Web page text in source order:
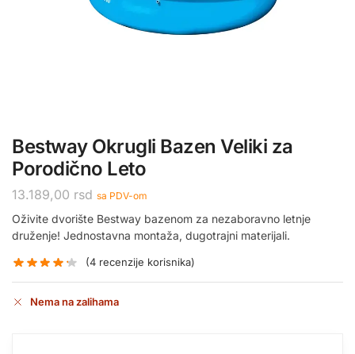
Bestway Okrugli Bazen Veliki za
Porodično Leto
13.189,00 rsd sa PDV-om
Oživite dvorište Bestway bazenom za nezaboravno letnje
druženje! Jednostavna montaža, dugotrajni materijali.
(4 recenzije korisnika)
Nema na zalihama